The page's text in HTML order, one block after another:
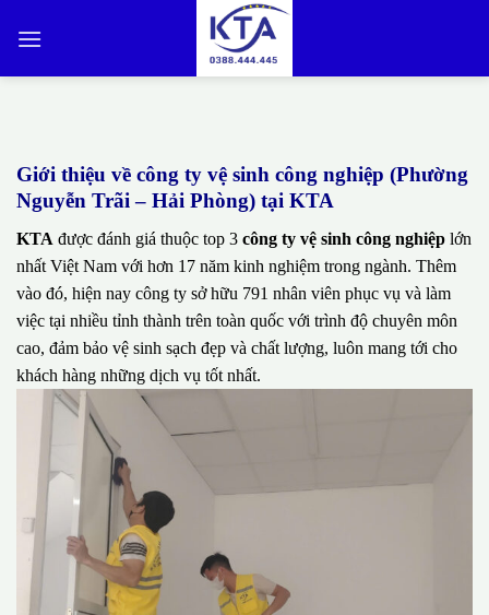
qua
Giới thiệu về công ty vệ sinh công nghiệp (Phường
Nguyễn Trãi – Hải Phòng) tại KTA
KTA được đánh giá thuộc top 3 công ty vệ sinh công nghiệp lớn
nhất Việt Nam với hơn 17 năm kinh nghiệm trong ngành. Thêm
vào đó, hiện nay công ty sở hữu 791 nhân viên phục vụ và làm
việc tại nhiều tỉnh thành trên toàn quốc với trình độ chuyên môn
cao, đảm bảo vệ sinh sạch đẹp và chất lượng, luôn mang tới cho
khách hàng những dịch vụ tốt nhất.